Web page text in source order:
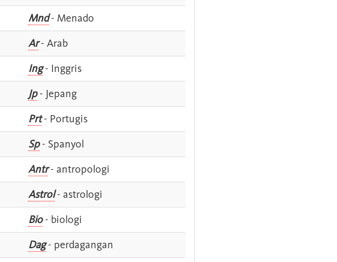
Mnd- Menado
Ar- Arab
Ing- Inggris
Jp- Jepang
Prt- Portugis
Sp- Spanyol
Antr- antropologi
Astrol- astrologi
Bio- biologi
Dag- perdagangan